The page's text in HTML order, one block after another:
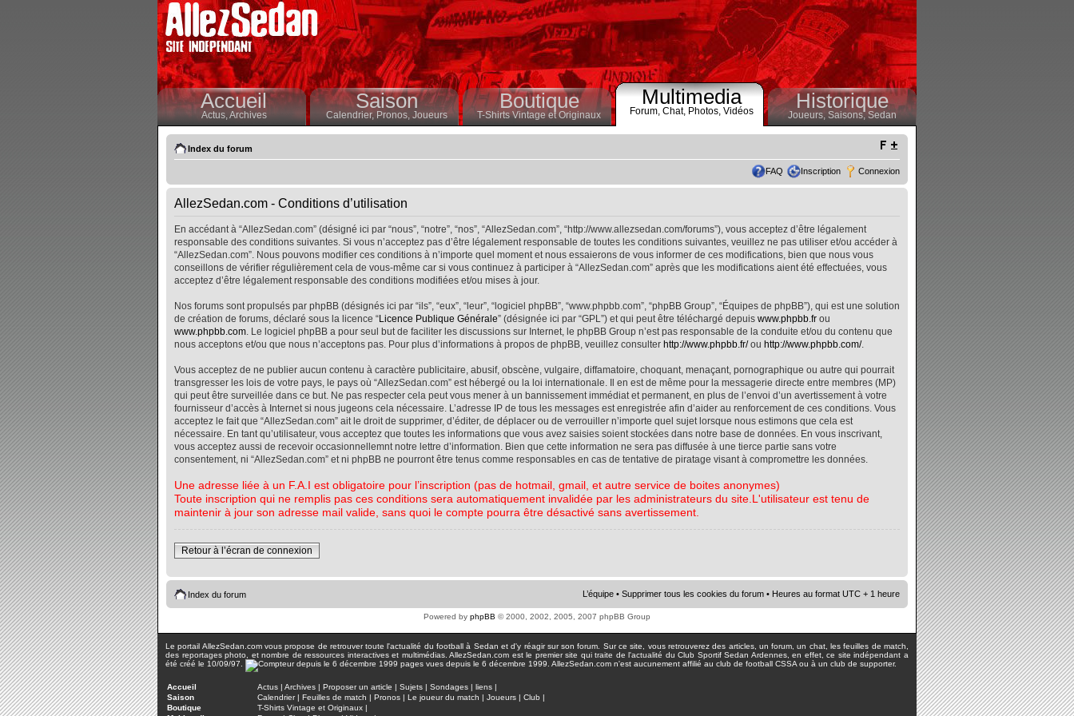
Accueil
Actus,Archives
Saison
Calendrier,Pronos, Joueurs
Boutique
T-Shirts Vintage et Originaux
Multimedia
Forum, Chat, Photos, Vidéos Historique
Joueurs, Saisons,Sedan
Index du forum
FAQ Inscription Connexion
AllezSedan.com - Conditions d’utilisation
En accédant à “AllezSedan.com” (désigné ici par “nous”, “notre”, “nos”, “AllezSedan.com”, “http://www.allezsedan.com/forums”), vous acceptez d’être légalement
responsable des conditions suivantes. Si vous n’acceptez pas d’être légalement responsable de toutes les conditions suivantes, veuillez ne pas utiliser et/ou accéder à
“AllezSedan.com”. Nous pouvons modifier ces conditions à n’importe quel moment et nous essaierons de vous informer de ces modifications, bien que nous vous
conseillons de vérifier régulièrement cela de vous-même car si vous continuez à participer à “AllezSedan.com” après que les modifications aient été effectuées, vous
acceptez d’être légalement responsable des conditions modifiées et/ou mises à jour.
Nos forums sont propulsés par phpBB (désignés ici par “ils”, “eux”, “leur”, “logiciel phpBB”, “www.phpbb.com”, “phpBB Group”, “Équipes de phpBB”), qui est une solution
de création de forums, déclaré sous la licence “Licence Publique Générale” (désignée ici par “GPL”) et qui peut être téléchargé depuis www.phpbb.fr ou
www.phpbb.com. Le logiciel phpBB a pour seul but de faciliter les discussions sur Internet, le phpBB Group n’est pas responsable de la conduite et/ou du contenu que
nous acceptons et/ou que nous n’acceptons pas. Pour plus d’informations à propos de phpBB, veuillez consulter http://www.phpbb.fr/ou http://www.phpbb.com/.
Vous acceptez de ne publier aucun contenu à caractère publicitaire, abusif, obscène, vulgaire, diffamatoire, choquant, menaçant, pornographique ou autre qui pourrait
transgresser les lois de votre pays, le pays où “AllezSedan.com” est hébergé ou la loi internationale. Il en est de même pour la messagerie directe entre membres (MP)
qui peut être surveillée dans ce but. Ne pas respecter cela peut vous mener à un bannissement immédiat et permanent, en plus de l’envoi d’un avertissement à votre
fournisseur d’accès à Internet si nous jugeons cela nécessaire. L’adresse IP de tous les messages est enregistrée afin d’aider au renforcement de ces conditions. Vous
acceptez le fait que “AllezSedan.com” ait le droit de supprimer, d’éditer, de déplacer ou de verrouiller n’importe quel sujet lorsque nous estimons que cela est
nécessaire. En tant qu’utilisateur, vous acceptez que toutes les informations que vous avez saisies soient stockées dans notre base de données. En vous inscrivant,
vous acceptez aussi de recevoir occasionnellemnt notre lettre d’information. Bien que cette information ne sera pas diffusée à une tierce partie sans votre
consentement, ni “AllezSedan.com” et ni phpBB ne pourront être tenus comme responsables en cas de tentative de piratage visant à compromettre les données.
Une adresse liée à un F.A.I est obligatoire pour l’inscription (pas de hotmail, gmail, et autre service de boites anonymes)
Toute inscription qui ne remplis pas ces conditions sera automatiquement invalidée par les administrateurs du site.L'utilisateur est tenu de
maintenir à jour son adresse mail valide, sans quoi le compte pourra être désactivé sans avertissement.
Retour à l’écran de connexion
Index du forum L’équipe • Supprimer tous les cookies du forum • Heures au format UTC + 1 heure
Powered by phpBB © 2000, 2002, 2005, 2007 phpBB Group
Le portail AllezSedan.com vous propose de retrouver toute l'actualité du football à Sedan et d'y réagir sur son forum. Sur ce site, vous retrouverez des articles, un forum, un chat, les feuilles de match,
des reportages photo, et nombre de ressources interactives et multimédias. AllezSedan.com est le premier site qui traite de l'actualité du Club Sportif Sedan Ardennes, en effet, ce site indépendant a
été créé le 10/09/97.
pages vues depuis le 6 décembre 1999. AllezSedan.com n'est aucunement affilié au club de football CSSA ou à un club de supporter.
Accueil Actus | Archives | Proposer un article | Sujets | Sondages | liens |
Saison
Calendrier| Feuilles de match | Pronos | Le joueur du match | Joueurs | Club |
Boutique
T-Shirts Vintage et Originaux |